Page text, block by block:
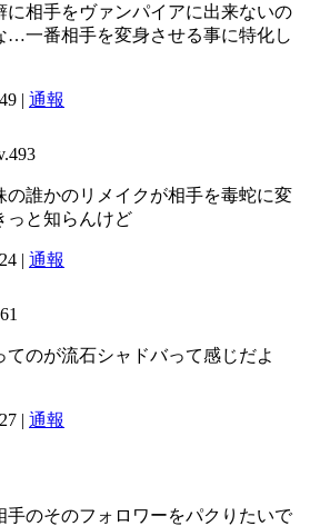
に相手をヴァンパイアに出来ないの
…一番相手を変身させる事に特化し
| 通報
の誰かのリメイクが相手を毒蛇に変
っと知らんけど
| 通報
てのが流石シャドバって感じだよ
| 通報
手のそのフォロワーをパクりたいで